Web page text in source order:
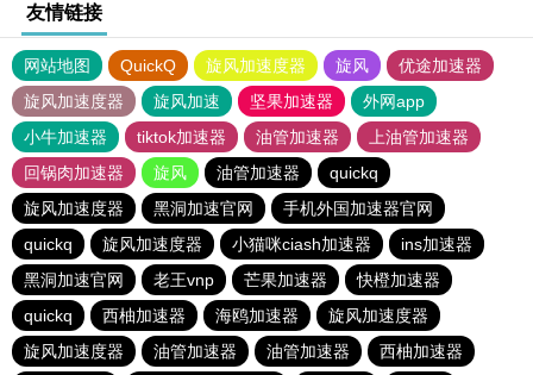
友情链接
网站地图 QuickQ 旋风加速度器 旋风
优途加速器
旋风加速度器
旋风加速 坚果加速器
外网app
小牛加速器
tiktok加速器 油管加速器
上油管加速器
回锅肉加速器
旋风 油管加速器
quickq
旋风加速度器
黑洞加速官网
手机外国加速器官网
quickq
旋风加速度器 小猫咪ciash加速器
ins加速器
黑洞加速官网
老王vnp 芒果加速器
快橙加速器
quickq
西柚加速器 海鸥加速器
旋风加速度器
旋风加速度器
油管加速器 油管加速器 西柚加速器